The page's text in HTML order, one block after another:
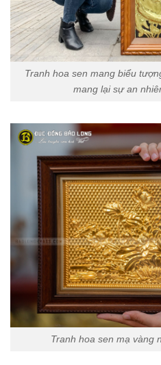
Tranh hoa sen mang biểu
mang lại sự an
Tranh hoa sen mạ vàng